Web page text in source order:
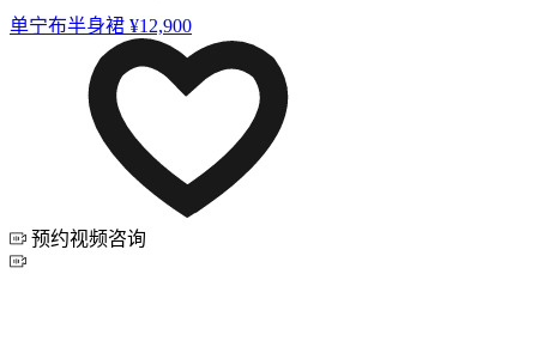
单宁布半身裙 ¥12,900
预约视频咨询